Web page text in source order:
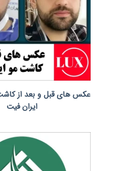
عکس های قبل و بعد از
ایران فیت